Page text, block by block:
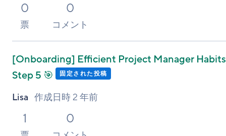
0
票
0
コメント
[Onboarding] Efficient Project Manager
Step 5 🎯
固定された投稿
Lisa 作成日時2 年前
1 0